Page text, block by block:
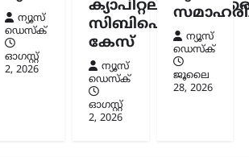
കേരളം,തിരുവനന്തപുരം ,ലേറ്റസ്റ്റ് ന്യൂസ്
വന്ദേമാതരം മുഴുവനായി
പാടണമെന്ന സർക്കുലർ;
സർക്കാർ നിലപാടല്ലെന്ന്
മന്ത്രി കെ. മുരളീധരൻ
ഓഗസ്റ്റ്‌ 9, 2026
ന്യൂസ്
ഡെസ്ക്
ഓഗസ്റ്റ്‌
2, 2026
സിബിഐ
കേസ്
ന്യൂസ്
ഡെസ്ക്
ഓഗസ്റ്റ്‌
2, 2026
ന്യൂസ്
ഡെസ്ക്
ജൂലൈ
28, 2026